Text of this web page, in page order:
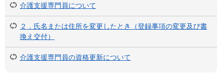
介護支援専門員について
２．氏名または住所を変更したとき（登録事項の変更及び書
換え交付）
介護支援専門員の資格更新について